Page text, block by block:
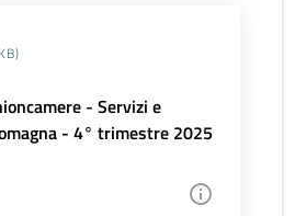
- Servizi e
- 4° trimestre 2025